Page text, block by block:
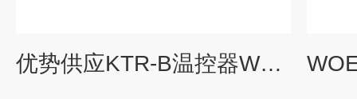
优势供应KTR-B温控器WOERNER